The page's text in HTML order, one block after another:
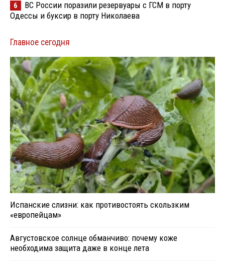
6
ВС России поразили резервуары с ГСМ в порту
Одессы и буксир в порту Николаева
Главное сегодня
Испанские слизни: как противостоять скользким
«европейцам»
Августовское солнце обманчиво: почему коже
необходима защита даже в конце лета